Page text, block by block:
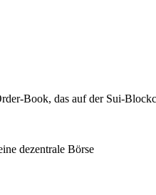
Book, das auf der Sui-
dezentrale Börse